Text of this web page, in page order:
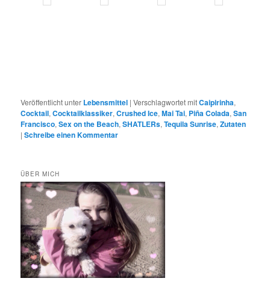
Veröffentlicht unter Lebensmittel |Verschlagwortet mitCaipirinha,
Cocktail,Cocktailklassiker,Crushed Ice,Mai Tai, Piña Colada,San
Francisco,Sex on the Beach,SHATLERs,Tequila Sunrise,Zutaten
|Schreibe einen Kommentar
ÜBER MICH